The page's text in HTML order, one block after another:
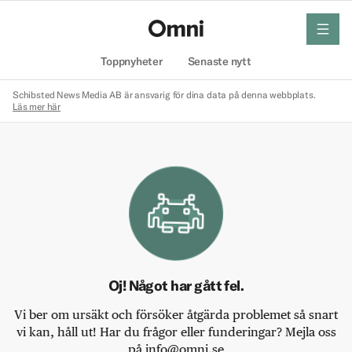
Toppnyheter Senaste nytt
meny
Schibsted News Media AB är ansvarig för dina data på denna webbplats.
Läs mer här
Oj! Något har gått fel.
Vi ber om ursäkt och försöker åtgärda problemet så snart
vi kan, håll ut! Har du frågor eller funderingar? Mejla oss